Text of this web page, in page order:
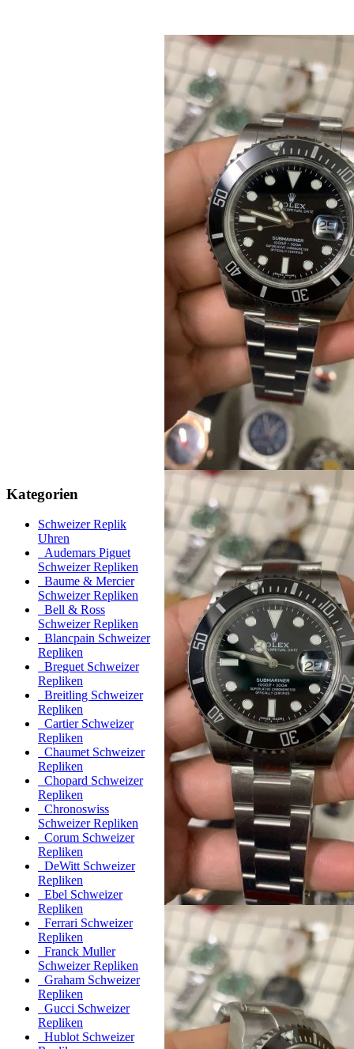
Kategorien
Schweizer Replik
Uhren
Audemars Piguet
Schweizer Repliken
Baume & Mercier
Schweizer Repliken
Bell & Ross
Schweizer Repliken
Blancpain Schweizer
Repliken
Breguet Schweizer
Repliken
Breitling Schweizer
Repliken
Cartier Schweizer
Repliken
Chaumet Schweizer
Repliken
Chopard Schweizer
Repliken
Chronoswiss
Schweizer Repliken
Corum Schweizer
Repliken
DeWitt Schweizer
Repliken
Ebel Schweizer
Repliken
Ferrari Schweizer
Repliken
Franck Muller
Schweizer Repliken
Graham Schweizer
Repliken
Gucci Schweizer
Repliken
Hublot Schweizer